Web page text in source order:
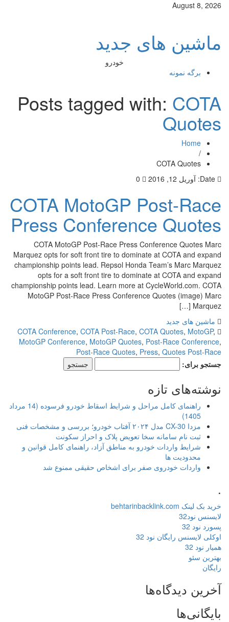
August 8, 2026
ماشین های جدید
خودرو
برگه نمونه
Posts tagged with:COTA
Quotes
Home
/
COTA Quotes
Date: آوریل 12, 2016 0
COTA MotoGP Post-Race
Press Conference Quotes
COTA MotoGP Post-Race Press Conference Quotes Marc
Marquez opts for soft front tire to dominate at COTA and expand
championship points lead. Repsol Honda Team’s Marc Marquez
opts for a soft front tire to dominate at COTA and expand
championship points lead. Learn more at CycleWorld.com. COTA
MotoGP Post-Race Press Conference Quotes (image) Marc
Marquez […]
ماشین های جدید
COTA Conference,COTA Post-Race,COTA Quotes,MotoGP
MotoGP Conference,MotoGP Quotes,Post-Race Conference
Post-Race Quotes,Press,Quotes Post-Race
جستجو برای:
نوشته‌های تازه
راهنمای کامل مراحل و شرایط اسقاط خودرو فرسوده (14 مرداد
1405)
مزدا CX-30 مدل ۲۰۲۴ آفتاب خودرو؛ بررسی و مشخصات فنی
ثبت نام سامانه سخا تعویض پلاک و احراز سکونت
شرایط واردات خودرو به مناطق آزاد، راهنمای کامل قوانین و
محدودیت ها
واردات خودروی صفر برای اشخاص حقیقی ممنوع شد
خرید بک لینک behtarinbacklink.com
لایسنس نود32
پسورد نود 32
اوکلی لایسنس رایگان نود 32
همیار نود 32
بهترین سئو
رایگان
آخرین دیدگاه‌ها
بایگانی‌ها